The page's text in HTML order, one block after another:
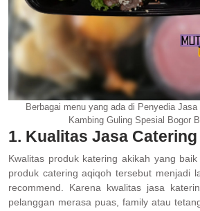
Berbagai menu yang ada di Penyedia
Kambing Guling Spesial Bogor
1. Kualitas Jasa
Kwalitas produk katering akikah yang
produk catering aqiqoh tersebut menjadi
recommend. Karena kwalitas jasa
pelanggan merasa puas, family atau